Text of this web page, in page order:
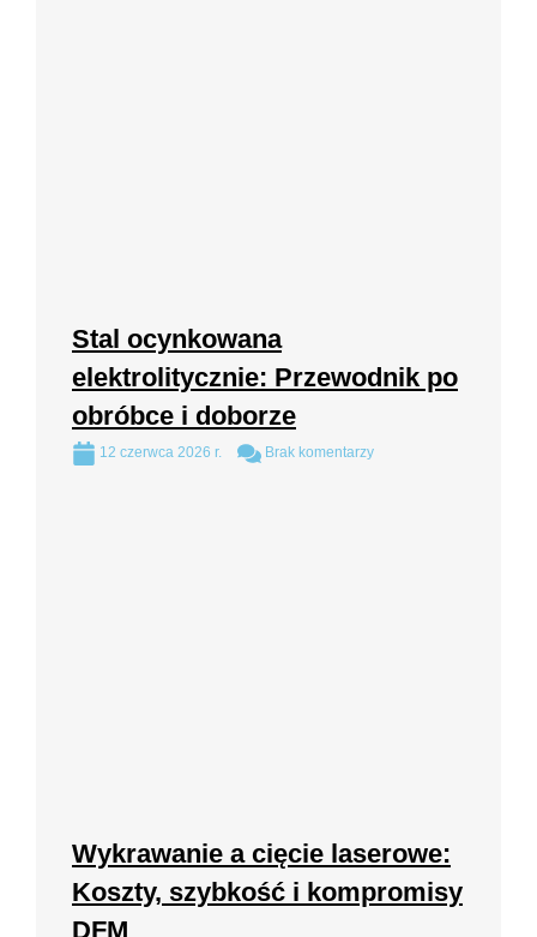
Stal ocynkowana
elektrolitycznie: Przewodnik po
obróbce i doborze
12 czerwca 2026 r. Brak komentarzy
Wykrawanie a cięcie laserowe:
Koszty, szybkość i kompromisy
DFM